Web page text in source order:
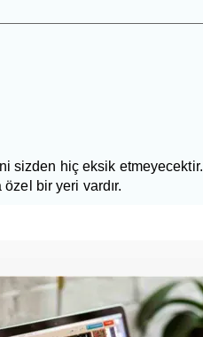
sizden hiç eksik etmeyecektir.
bir yeri vardır.